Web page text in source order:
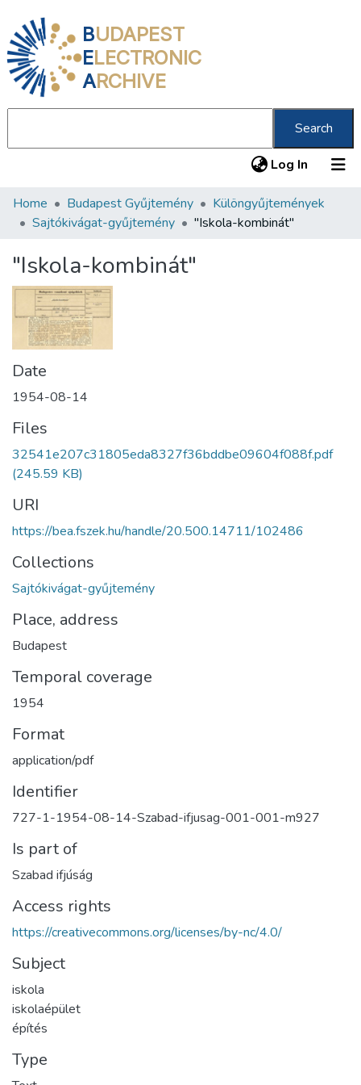
BUDAPEST
ELECTRONIC
ARCHIVE
Search
Log In (current)
Communities & Collections
Statistics
About us
Home Budapest Gyűjtemény
Különgyűjtemények
Sajtókivágat-gyűjtemény
"Iskola-kombinát"
"Iskola-kombinát"
Date
1954-08-14
Files
32541e207c31805eda8327f36bddbe09604f088f.pdf
(245.59 KB)
URI
https://bea.fszek.hu/handle/20.500.14711/102486
Collections
Sajtókivágat-gyűjtemény
Place, address
Budapest
Temporal coverage
1954
Format
application/pdf
Identifier
727-1-1954-08-14-Szabad-ifjusag-001-001-m927
Is part of
Szabad ifjúság
Access rights
https://creativecommons.org/licenses/by-nc/4.0/
Subject
iskola
iskolaépület
építés
Type